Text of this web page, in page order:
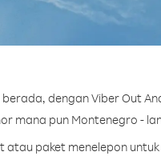
berada, dengan Viber Out
mana pun Montenegro -
atau paket menelepon